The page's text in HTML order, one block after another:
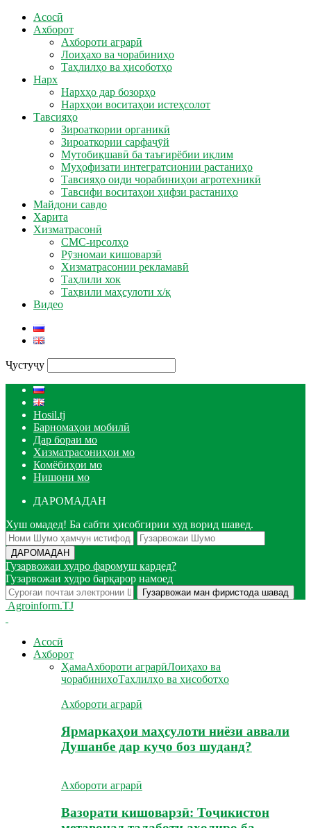
Асосӣ
Ахборот
Ахбороти аграрӣ
Лоиҳахо ва чорабиниҳо
Таҳлилҳо ва ҳисоботҳо
Нарх
Нархҳо дар бозорҳо
Нархҳои воситаҳои истеҳсолот
Тавсияҳо
Зироаткории органикӣ
Зироаткории сарфаҷӯй
Мутобиқшавӣ ба таъғирёбии иқлим
Муҳофизати интегратсионии растаниҳо
Тавсияҳо оиди чорабиниҳои агротехникӣ
Тавсифи воситаҳои ҳифзи растаниҳо
Майдони савдо
Харита
Хизматрасонӣ
СМС-ирсолҳо
Рӯзномаи кишоварзӣ
Хизматрасонии рекламавӣ
Таҳлили хок
Таҳвили маҳсулоти х/қ
Видео
Ҷустуҷу
Hosil.tj
Барномаҳои мобилӣ
Дар бораи мо
Хизматрасониҳои мо
Комёбиҳои мо
Нишони мо
ДАРОМАДАН
Хуш омадед! Ба сабти ҳисобгирии худ ворид шавед.
Гузарвожаи худро фаромуш кардед?
Гузарвожаи худро барқарор намоед
Agroinform.TJ
Асосӣ
Ахборот
ҲамаАхбороти аграрӣЛоиҳахо ва
чорабиниҳоТаҳлилҳо ва ҳисоботҳо
Ахбороти аграрӣ
Ярмаркаҳои маҳсулоти ниёзи аввали
Душанбе дар куҷо боз шуданд?
Ахбороти аграрӣ
Вазорати кишоварзӣ: Тоҷикистон